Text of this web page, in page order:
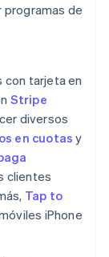
de
con tarjeta en
Stripe
diversos
en cuotas y
clientes
Tap to
iPhone